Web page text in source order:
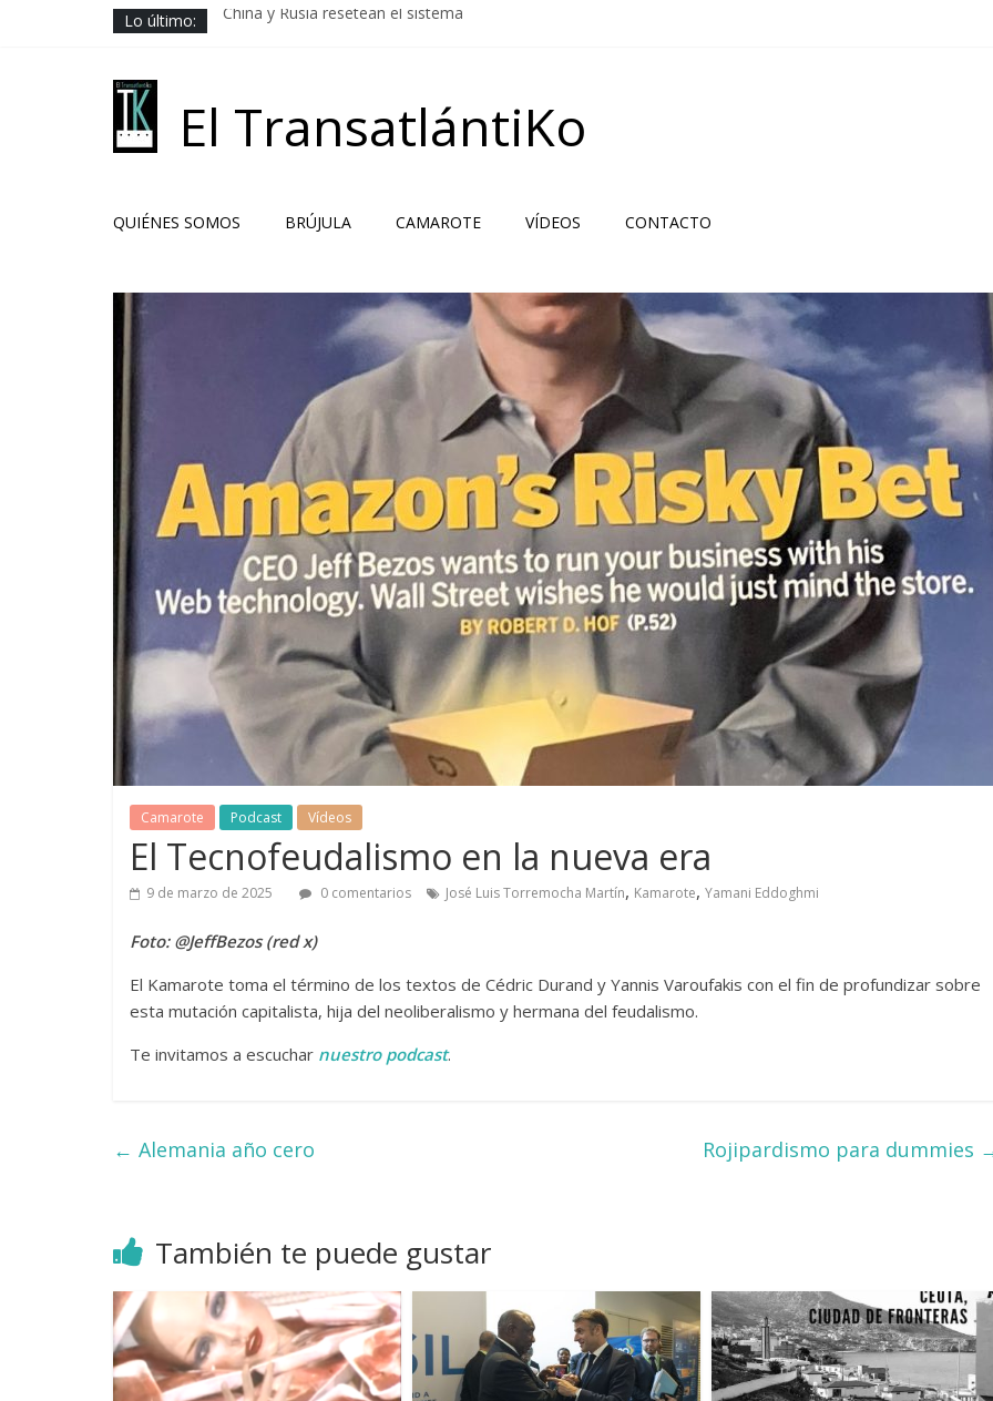
Lo último:
China y Rusia resetean el sistema
Hacia la no beligerancia
El TransatlántiKo
QUIÉNES SOMOS BRÚJULA CAMAROTE VÍDEOS CONTACTO
Camarote Podcast Vídeos
El Tecnofeudalismo en la nueva era
9 de marzo de 2025 0 comentarios José Luis Torremocha Martín, Kamarote, Yamani Eddoghmi
Foto: @JeffBezos (red x)
El Kamarote toma el término de los textos de Cédric Durand y Yannis Varoufakis con el fin de profundizar sobre
esta mutación capitalista, hija del neoliberalismo y hermana del feudalismo.
Te invitamos a escuchar nuestro podcast.
← Alemania año cero Rojipardismo para dummies
También te puede gustar